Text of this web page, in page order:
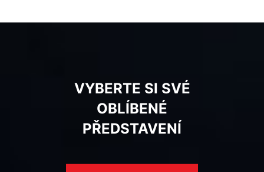
VYBERTE SI SVÉ
OBLÍBENÉ
PŘEDSTAVENÍ